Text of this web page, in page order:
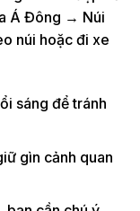
Á Đông → Núi
núi hoặc đi xe
sáng để tránh
gìn cảnh quan